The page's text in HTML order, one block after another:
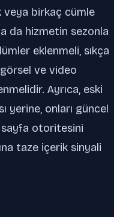
veya birkaç cümle
da hizmetin sezonla
eklenmeli, sıkça
ve video
Ayrıca, eski
yerine, onları güncel
otoritesini
taze içerik sinyali